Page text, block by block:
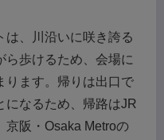
は、川沿いに咲き誇る
ら歩けるため、会場に
ります。帰りは出口で
になるため、帰路はJR
京阪・Osaka Metroの